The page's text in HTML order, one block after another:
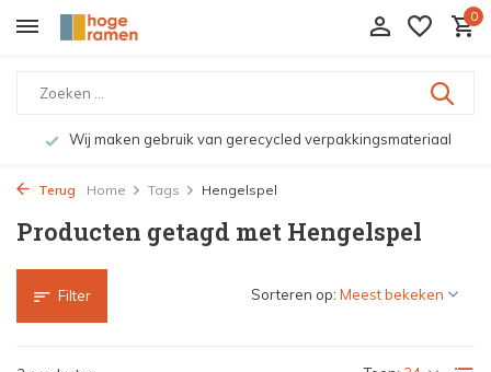
0
Wij maken gebruik van gerecycled verpakkingsmateriaal
Terug Home Tags Hengelspel
Producten getagd met Hengelspel
Filter Sorteren op: